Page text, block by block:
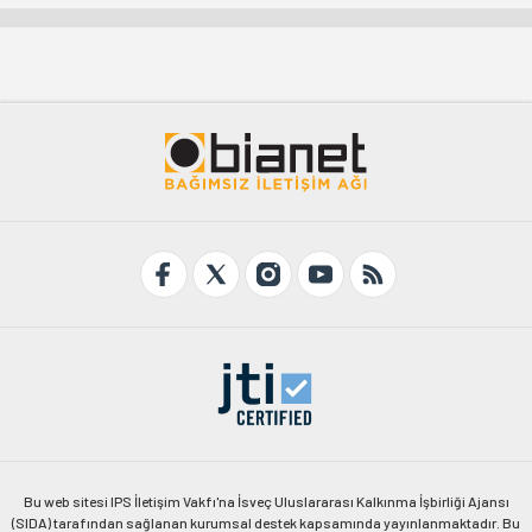
Bu web sitesi IPS İletişim Vakfı'na İsveç Uluslararası Kalkınma İşbirliği Ajansı
(SIDA) tarafından sağlanan kurumsal destek kapsamında yayınlanmaktadır. Bu